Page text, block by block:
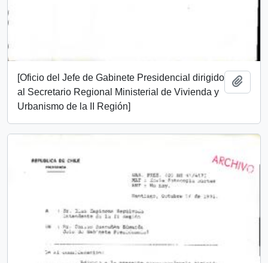
[Oficio del Jefe de Gabinete Presidencial dirigido
al Secretario Regional Ministerial de Vivienda y
Urbanismo de la II Región]